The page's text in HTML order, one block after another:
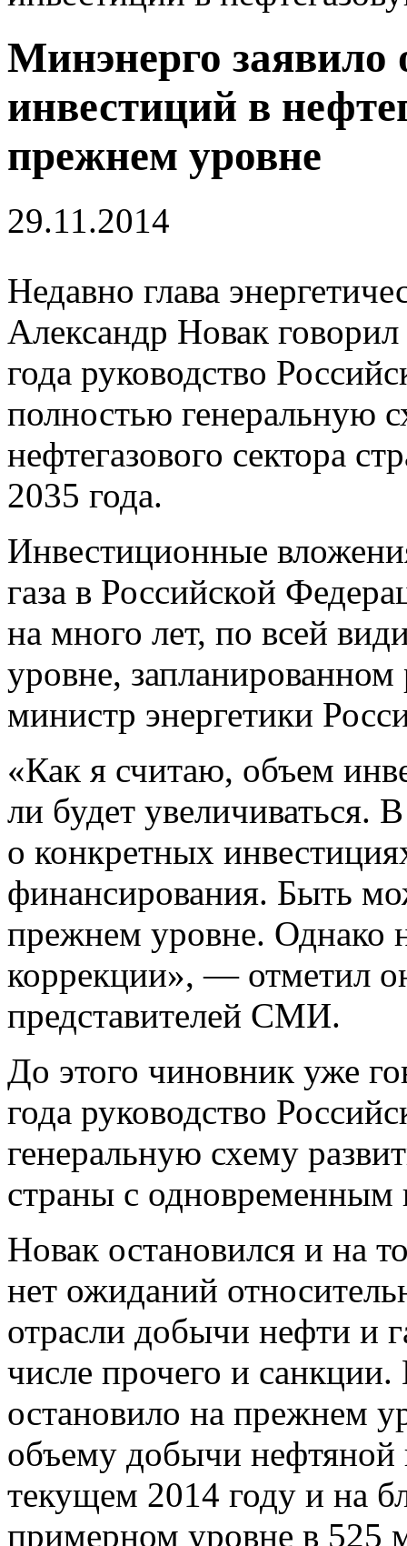
Минэнерго заявило
инвестиций в
прежнем уровне
29.11.2014
Недавно глава
Александр Новак
года руководство
полностью генеральную
нефтегазового сектора
2035 года.
Инвестиционные
газа в Российской
на много лет, по всей
уровне,
министр энергетики
«Как я считаю, объем
ли будет увеличиваться.
о конкретных
финансирования. Быть
прежнем уровне. Однако
коррекции», — отметил
представителей СМИ.
До этого чиновник уже
года руководство
генеральную схему
страны с одновременным
Новак остановился и на
нет ожиданий
отрасли добычи нефти и
числе прочего и
остановило на прежнем
объему добычи нефтяной
текущем 2014 году и на
примерном уровне в 525